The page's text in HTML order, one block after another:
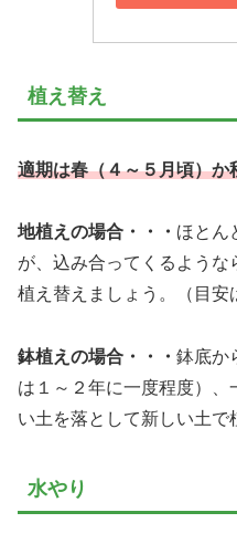
植え替え
適期は春（４～５月頃）
地植えの場合・・・ ほとん
が、込み合ってくるような
植え替えましょう。（目安
鉢植えの場合・・・ 鉢底か
は１～２年に一度程度）
い土を落として新しい土で
水やり